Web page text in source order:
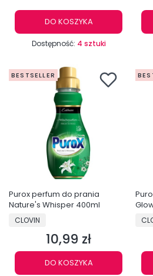
DO KOSZYKA
Dostępność: 4 sztuki
BESTSELLER
Purox perfum do prania
Nature's Whisper 400ml
PRODUCENT
CLOVIN
Cena
10,99 zł
DO KOSZYKA